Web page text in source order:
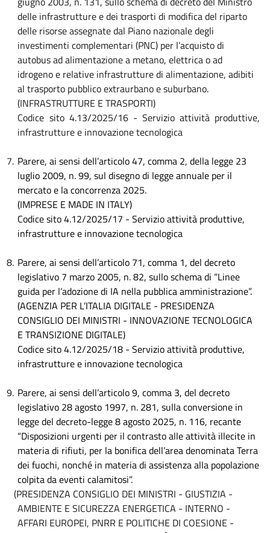
delle infrastrutture e dei trasporti di modifica del riparto
delle risorse assegnate dal Piano nazionale degli
investimenti complementari (PNC) per l’acquisto di
autobus ad alimentazione a metano, elettrica o ad
idrogeno e relative infrastrutture di alimentazione, adibiti
al trasporto pubblico extraurbano e suburbano.
(INFRASTRUTTURE E TRASPORTI)
Codice sito 4.13/2025/16 - Servizio attività produttive,
infrastrutture e innovazione tecnologica
7. Parere, ai sensi dell’articolo 47, comma 2, della legge 23
luglio 2009, n. 99, sul disegno di legge annuale per il
mercato e la concorrenza 2025.
(IMPRESE E MADE IN ITALY)
Codice sito 4.12/2025/17 - Servizio attività produttive,
infrastrutture e innovazione tecnologica
8. Parere, ai sensi dell’articolo 71, comma 1, del decreto
legislativo 7 marzo 2005, n. 82, sullo schema di “Linee
guida per l’adozione di IA nella pubblica amministrazione”.
(AGENZIA PER L’ITALIA DIGITALE - PRESIDENZA
CONSIGLIO DEI MINISTRI - INNOVAZIONE TECNOLOGICA
E TRANSIZIONE DIGITALE)
Codice sito 4.12/2025/18 - Servizio attività produttive,
infrastrutture e innovazione tecnologica
9. Parere, ai sensi dell’articolo 9, comma 3, del decreto
legislativo 28 agosto 1997, n. 281, sulla conversione in
legge del decreto-legge 8 agosto 2025, n. 116, recante
“Disposizioni urgenti per il contrasto alle attività illecite in
materia di rifiuti, per la bonifica dell’area denominata Terra
dei fuochi, nonché in materia di assistenza alla popolazione
colpita da eventi calamitosi”.
(PRESIDENZA CONSIGLIO DEI MINISTRI - GIUSTIZIA -
AMBIENTE E SICUREZZA ENERGETICA - INTERNO -
AFFARI EUROPEI, PNRR E POLITICHE DI COESIONE -